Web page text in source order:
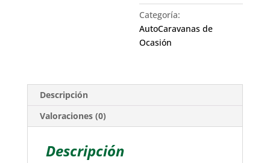
Categoría:
AutoCaravanas de
Ocasión
Descripción
Valoraciones (0)
Descripción